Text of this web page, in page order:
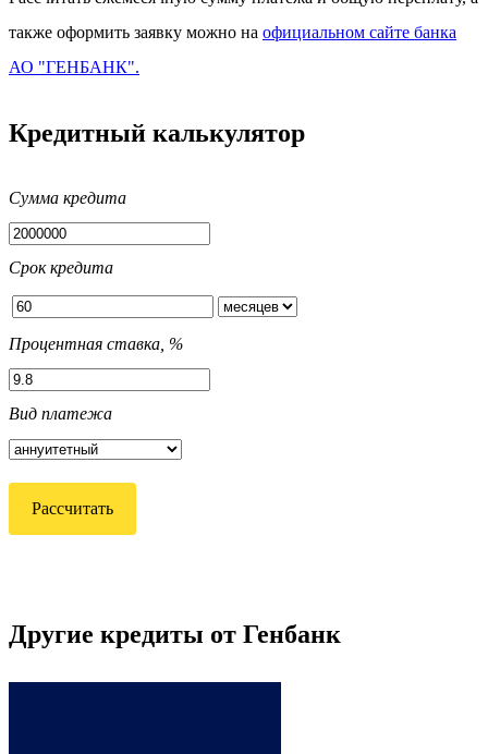
также оформить заявку можно на официальном сайте банка
АО "ГЕНБАНК".
Кредитный калькулятор
Сумма кредита
Срок кредита
Процентная ставка, %
Вид платежа
Рассчитать
Другие кредиты от Генбанк